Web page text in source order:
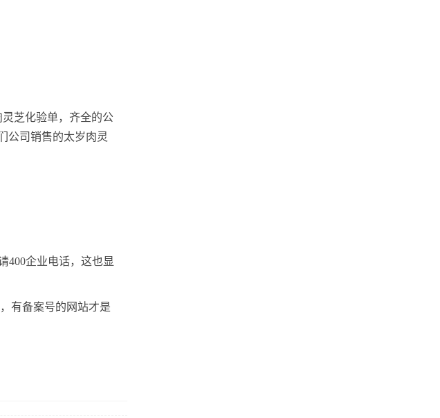
芝化验单，齐全的公
公司销售的太岁肉灵
400企业电话，这也显
有备案号的网站才是